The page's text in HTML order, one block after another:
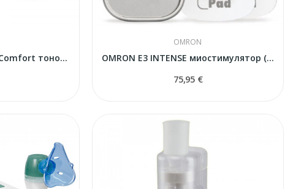
Omron M6 HEM-7360-E Comfort тонометр с адаптером
OMRON
OMRON E3 INTENSE миостимулятор (электромассажер)
75,95 €